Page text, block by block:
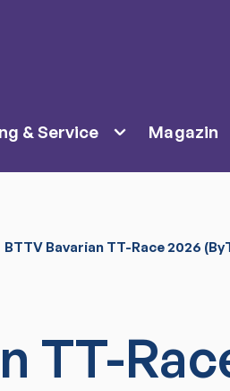
& Service Magazin
BTTV Bavarian TT-Race 2026
TT-